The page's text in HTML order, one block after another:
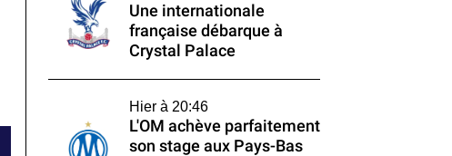
Une internationale
française débarque à
Crystal Palace
Hier à 20:46
L'OM achève parfaitement
son stage aux Pays-Bas